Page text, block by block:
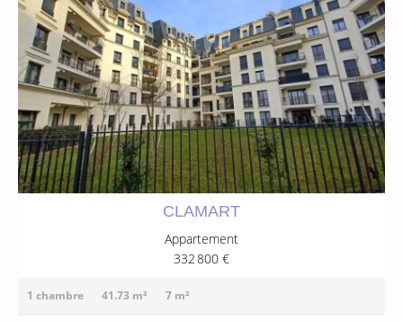
CLAMART
Appartement
332 800 €
1 chambre 41.73 m² 7 m²